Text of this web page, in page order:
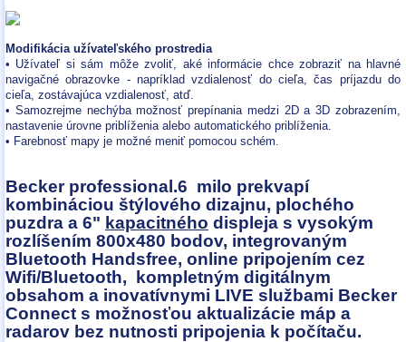
Modifikácia užívateľského prostredia
• Užívateľ si sám môže zvoliť, aké informácie chce zobraziť na hlavné
navigačné obrazovke - napríklad vzdialenosť do cieľa, čas príjazdu do
cieľa, zostávajúca vzdialenosť, atď.
• Samozrejme nechýba možnosť prepínania medzi 2D a 3D zobrazením,
nastavenie úrovne priblíženia alebo automatického priblíženia.
• Farebnosť mapy je možné meniť pomocou schém.
Becker professional.6 milo prekvapí
kombináciou štýlového dizajnu, plochého
puzdra a 6" kapacitného displeja s vysokým
rozlíšením 800x480 bodov, integrovaným
Bluetooth Handsfree, online pripojením cez
Wifi/Bluetooth, kompletným digitálnym
obsahom a inovatívnymi LIVE službami Becker
Connect s možnosťou aktualizácie máp a
radarov bez nutnosti pripojenia k počítaču.